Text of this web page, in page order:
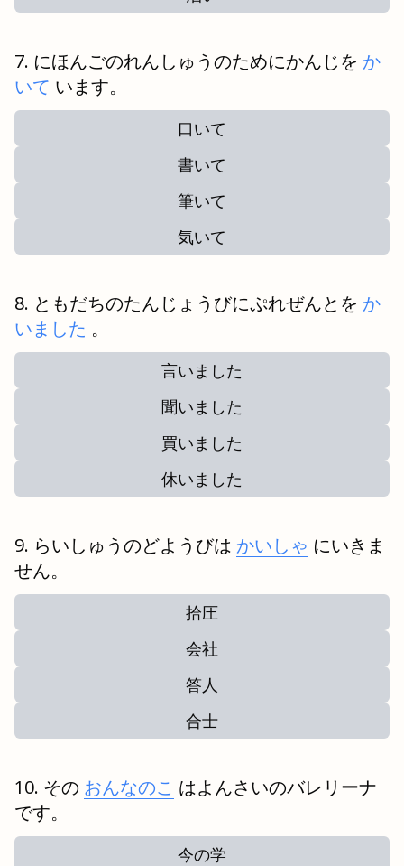
にほんごのれんしゅうのためにかんじを か
いて います。
口いて
書いて
筆いて
気いて
ともだちのたんじょうびにぷれぜんとを か
いました 。
言いました
聞いました
買いました
休いました
らいしゅうのどようびは かいしゃ にいきま
せん。
拾圧
会社
答人
合士
その おんなのこ はよんさいのバレリーナ
です。
今の学